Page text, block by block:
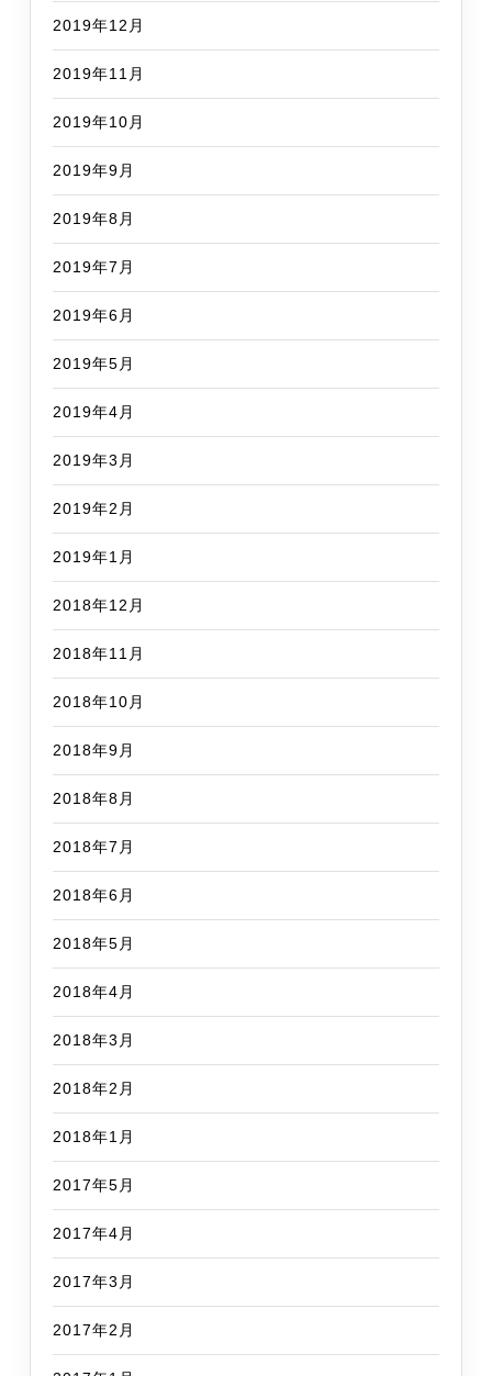
2019年12月
2019年11月
2019年10月
2019年9月
2019年8月
2019年7月
2019年6月
2019年5月
2019年4月
2019年3月
2019年2月
2019年1月
2018年12月
2018年11月
2018年10月
2018年9月
2018年8月
2018年7月
2018年6月
2018年5月
2018年4月
2018年3月
2018年2月
2018年1月
2017年5月
2017年4月
2017年3月
2017年2月